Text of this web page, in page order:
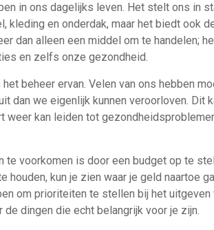
in ons dagelijks leven. Het stelt ons in
en onderdak, maar het biedt ook
dan alleen een middel om te handelen;
en zelfs onze gezondheid.
beheer ervan. Velen van ons hebben
dan we eigenlijk kunnen veroorloven. Dit
weer kan leiden tot
te voorkomen is door een budget op te
houden, kun je zien waar je geld naartoe
om prioriteiten te stellen bij het uitgeven
dingen die echt belangrijk voor je zijn.